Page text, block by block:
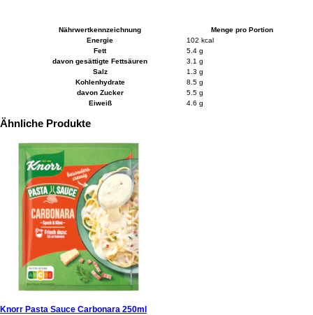
Nährwertkennzeichnung
Menge pro Portion
Energie
102 kcal
Fett
5.4 g
davon gesättigte Fettsäuren
3.1 g
Salz
1.3 g
Kohlenhydrate
8.5 g
davon Zucker
5.5 g
Eiweiß
4.6 g
Ähnliche Produkte
Knorr Pasta Sauce Carbonara 250ml